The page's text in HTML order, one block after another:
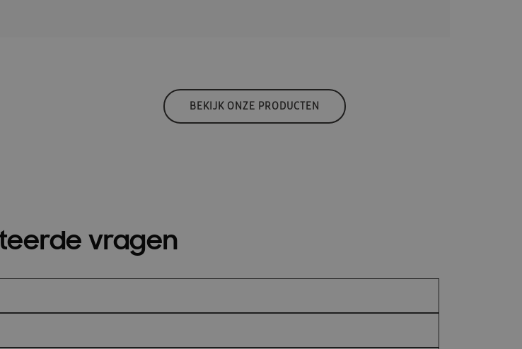
BEKIJK ONZE PRODUCTEN
vragen